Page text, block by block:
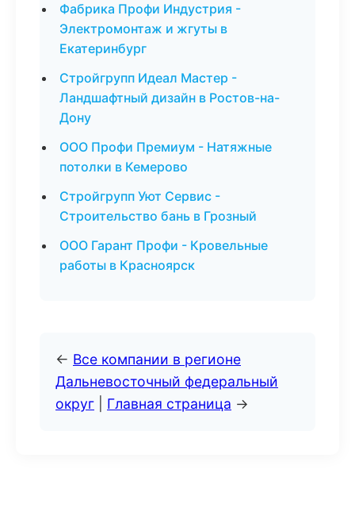
Фабрика Профи Индустрия -
Электромонтаж и жгуты в
Екатеринбург
Стройгрупп Идеал Мастер -
Ландшафтный дизайн в Ростов-на-
Дону
ООО Профи Премиум - Натяжные
потолки в Кемерово
Стройгрупп Уют Сервис -
Строительство бань в Грозный
ООО Гарант Профи - Кровельные
работы в Красноярск
← Все компании в регионе
Дальневосточный федеральный
округ
Главная страница →